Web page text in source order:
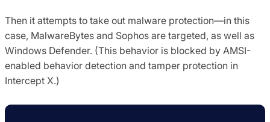
Then it attempts to take out malware protection—in this
case, MalwareBytes and Sophos are targeted, as well as
Windows Defender. (This behavior is blocked by AMSI-
enabled behavior detection and tamper protection in
Intercept X.)